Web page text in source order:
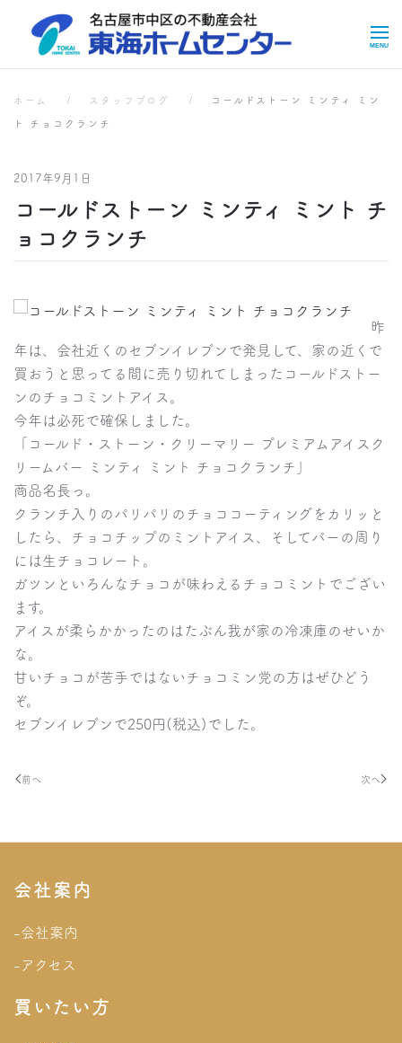
Skip to main content
スタッフブログ
ホーム スタッフブログ コールドストーン ミンティ ミン
ト チョコクランチ
2017年9月1日
コールドストーン ミンティ ミント チ
ョコクランチ
昨
年は、会社近くのセブンイレブンで発見して、家の近くで
買おうと思ってる間に売り切れてしまったコールドストー
ンのチョコミントアイス。
今年は必死で確保しました。
「コールド・ストーン・クリーマリー プレミアムアイスク
リームバー ミンティ ミント チョコクランチ」
商品名長っ。
クランチ入りのパリパリのチョココーティングをカリッと
したら、チョコチップのミントアイス、そしてバーの周り
には生チョコレート。
ガツンといろんなチョコが味わえるチョコミントでござい
ます。
アイスが柔らかかったのはたぶん我が家の冷凍庫のせいか
な。
甘いチョコが苦手ではないチョコミン党の方はぜひどう
ぞ。
セブンイレブンで250円(税込)でした。
前へ 次へ
会社案内
-会社案内
-アクセス
買いたい方